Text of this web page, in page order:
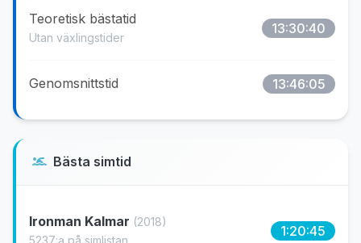
Teoretisk bästatid
Utan växlingstider
13:30:40
Genomsnittstid 13:46:05
Bästa simtid
Ironman Kalmar (2018)
5237:a på simlistan
1:20:45